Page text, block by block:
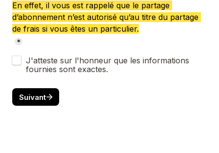
En effet, il vous est rappelé que le partage
d’abonnement n’est autorisé qu’au titre du partage
de frais si vous êtes un particulier.
*
Untitled checkboxes field
J'atteste sur l'honneur que les informations
fournies sont exactes.
Suivant